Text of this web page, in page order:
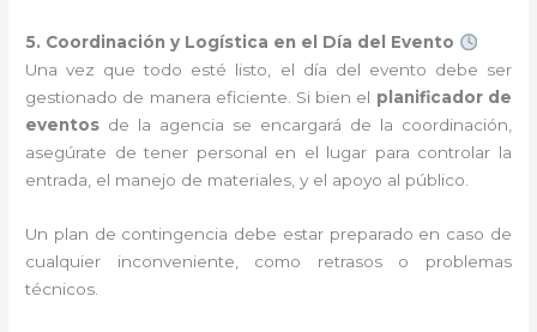
5. Coordinación y Logística en el Día del Evento
Una vez que todo esté listo, el día del evento debe ser
gestionado de manera eficiente. Si bien el planificador de
eventos de la agencia se encargará de la coordinación,
asegúrate de tener personal en el lugar para controlar la
entrada, el manejo de materiales, y el apoyo al público.
Un plan de contingencia debe estar preparado en caso de
cualquier inconveniente, como retrasos o problemas
técnicos.